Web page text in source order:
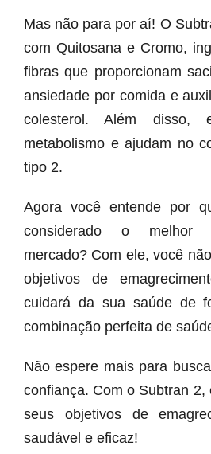
Mas não para por aí! O
com Quitosana e Cromo,
fibras que proporcionam
ansiedade por comida e
colesterol. Além disso,
metabolismo e ajudam no
tipo 2.
Agora você entende por
considerado o melhor
mercado? Com ele, você
objetivos de
cuidará da sua saúde de
combinação perfeita de
Não espere mais para
confiança. Com o Subtran
seus objetivos de
saudável e eficaz!